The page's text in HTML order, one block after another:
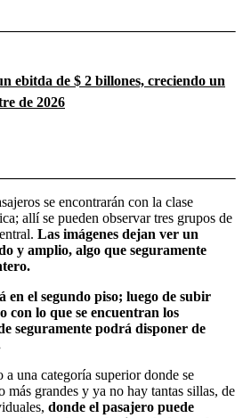
ebitda de $ 2 billones, creciendo un
de 2026
se encontrarán con la clase
allí se pueden observar tres grupos de
Las imágenes dejan ver un
y amplio, algo que seguramente
en el segundo piso; luego de subir
con lo que se encuentran los
seguramente podrá disponer de
a una categoría superior donde se
más grandes y ya no hay tantas sillas, de
donde el pasajero puede